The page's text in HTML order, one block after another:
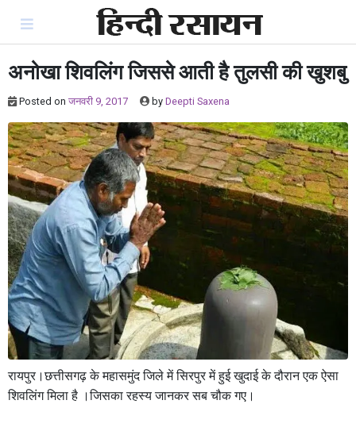
content
अनोखा शिवलिंग जिससे आती है तुलसी की खुशबु
Posted on जनवरी 9, 2017 by Deepti Saxena
रायपुर।छत्तीसगढ़ के महासमुंद जिले में सिरपुर में हुई खुदाई के दौरान एक ऐसा
शिवलिंग मिला है ।जिसका रहस्य जानकर सब चौक गए।